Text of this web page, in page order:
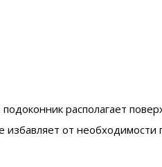
располагает
избавляет от